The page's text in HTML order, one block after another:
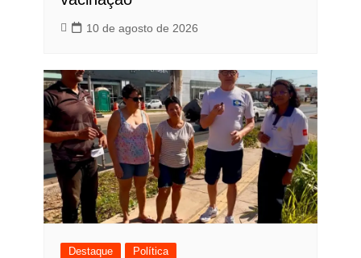
10 de agosto de 2026
Destaque Política